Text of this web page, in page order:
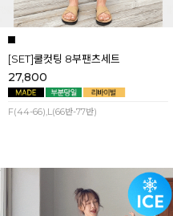
[SET]쿨컷팅 8부팬츠세트
27,800
F(44-66),L(66반-77반)